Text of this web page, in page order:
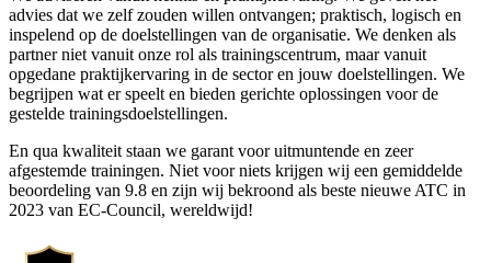
advies dat we zelf zouden willen ontvangen; praktisch, logisch en
inspelend op de doelstellingen van de organisatie. We denken als
partner niet vanuit onze rol als trainingscentrum, maar vanuit
opgedane praktijkervaring in de sector en jouw doelstellingen. We
begrijpen wat er speelt en bieden gerichte oplossingen voor de
gestelde trainingsdoelstellingen.
En qua kwaliteit staan we garant voor uitmuntende en zeer
afgestemde trainingen. Niet voor niets krijgen wij een gemiddelde
beoordeling van 9.8 en zijn wij bekroond als beste nieuwe ATC in
2023 van EC-Council, wereldwijd!